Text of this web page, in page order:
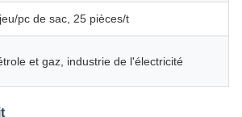
pc de sac, 25 pièces/t
et gaz, industrie de l'électricité